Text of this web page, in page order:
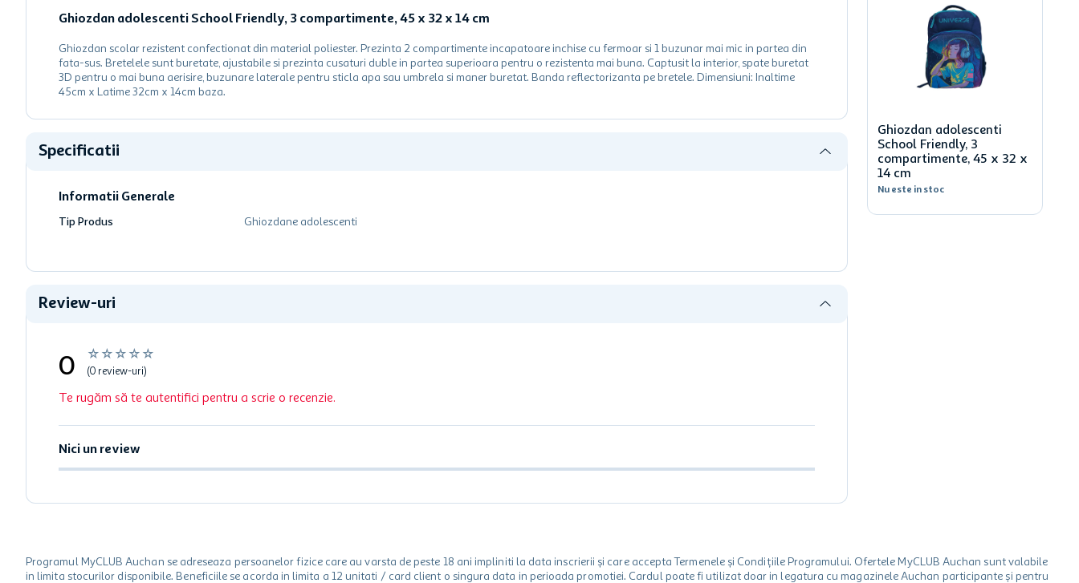
Ghiozdan adolescenti School Friendly, 3 compartimente, 45 x 32 x 14 cm
Ghiozdan scolar rezistent confectionat din material poliester. Prezinta 2 compartimente incapatoare inchise cu fermoar si 1 buzunar mai mic in partea din
fata-sus. Bretelele sunt buretate, ajustabile si prezinta cusaturi duble in partea superioara pentru o rezistenta mai buna. Captusit la interior, spate buretat
3D pentru o mai buna aerisire, buzunare laterale pentru sticla apa sau umbrela si maner buretat. Banda reflectorizanta pe bretele. Dimensiuni: Inaltime
45cm x Latime 32cm x 14cm baza.
Specificatii
Informatii Generale
Tip Produs Ghiozdane adolescenti
Review-uri
☆ ☆ ☆ ☆ ☆
0 (0 review-uri)
Te rugăm să te autentifici pentru a scrie o recenzie.
Nici un review
Ghiozdan adolescenti
School Friendly, 3
compartimente, 45 x 32 x
14 cm
Nu este in stoc
Programul MyCLUB Auchan se adreseaza persoanelor fizice care au varsta de peste 18 ani impliniti la data inscrierii și care accepta Termenele și Condițiile Programului. Ofertele MyCLUB Auchan sunt valabile
in limita stocurilor disponibile. Beneficiile se acorda in limita a 12 unitati / card client o singura data in perioada promotiei. Cardul poate fi utilizat doar in legatura cu magazinele Auchan participante și pentru